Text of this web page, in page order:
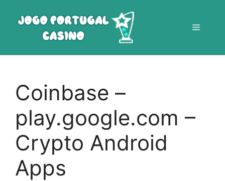
Menu
Coinbase –
play.google.com –
Crypto Android
Apps